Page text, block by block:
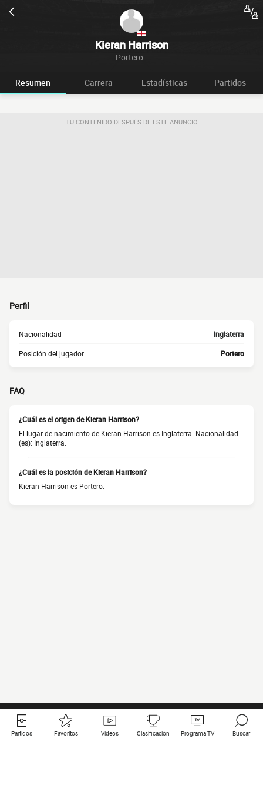
Kieran Harrison
Portero -
Resumen Carrera Estadísticas Partidos
TU CONTENIDO DESPUÉS DE ESTE ANUNCIO
Perfil
Nacionalidad Inglaterra
Posición del jugador Portero
FAQ
¿Cuál es el origen de Kieran Harrison?
El lugar de nacimiento de Kieran Harrison es Inglaterra. Nacionalidad
(es): Inglaterra.
¿Cuál es la posición de Kieran Harrison?
Kieran Harrison es Portero.
Partidos Favoritos Videos Clasificación Programa TV Buscar